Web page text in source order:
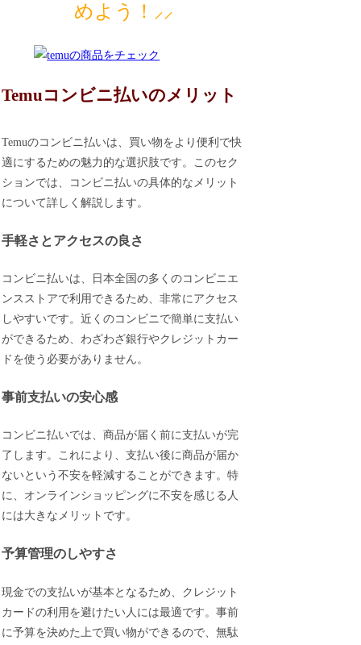
めよう！⸝⸝
Temuコンビニ払いのメリット
Temuのコンビニ払いは、買い物をより便利で快
適にするための魅力的な選択肢です。このセク
ションでは、コンビニ払いの具体的なメリット
について詳しく解説します。
手軽さとアクセスの良さ
コンビニ払いは、日本全国の多くのコンビニエ
ンスストアで利用できるため、非常にアクセス
しやすいです。近くのコンビニで簡単に支払い
ができるため、わざわざ銀行やクレジットカー
ドを使う必要がありません。
事前支払いの安心感
コンビニ払いでは、商品が届く前に支払いが完
了します。これにより、支払い後に商品が届か
ないという不安を軽減することができます。特
に、オンラインショッピングに不安を感じる人
には大きなメリットです。
予算管理のしやすさ
現金での支払いが基本となるため、クレジット
カードの利用を避けたい人には最適です。事前
に予算を決めた上で買い物ができるので、無駄